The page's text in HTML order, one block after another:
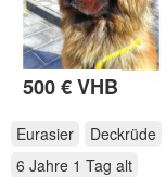
500 € VHB
Eurasier Deckrüde
6 Jahre 1 Tag alt